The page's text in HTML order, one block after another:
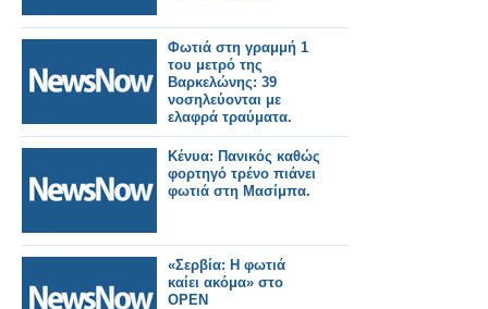
Φωτιά στη γραμμή 1
του μετρό της
Βαρκελώνης: 39
νοσηλεύονται με
ελαφρά τραύματα.
Κένυα: Πανικός καθώς
φορτηγό τρένο πιάνει
φωτιά στη Μασίμπα.
«Σερβία: Η φωτιά
καίει ακόμα» στο
OPEN